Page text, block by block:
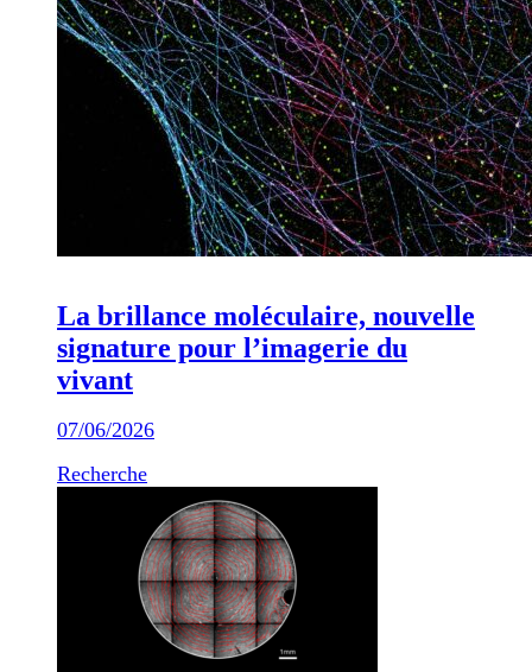
La brillance moléculaire, nouvelle
signature pour l’imagerie du
vivant
07/06/2026
Recherche